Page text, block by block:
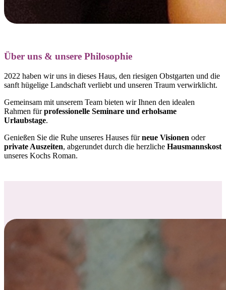
Über uns & unsere Philosophie
2022 haben wir uns in dieses Haus, den riesigen Obstgarten und die
sanft hügelige Landschaft verliebt und unseren Traum verwirklicht.
Gemeinsam mit unserem Team bieten wir Ihnen den idealen
Rahmen fürprofessionelle Seminare und erholsame
Urlaubstage.
Genießen Sie die Ruhe unseres Hauses fürneue Visionen oder
private Auszeiten, abgerundet durch die herzliche Hausmannskost
unseres Kochs Roman.